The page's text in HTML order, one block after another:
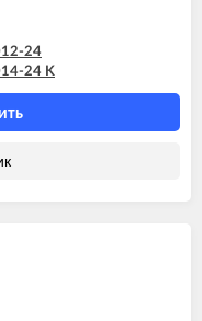
24
24 K